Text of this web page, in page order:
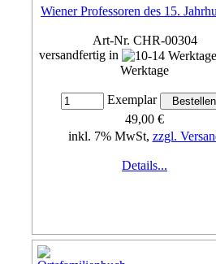
Wiener Professoren des 15.
Art-Nr. CHR-00304
versandfertig in
Werktage
Exemplar
49,00 €
inkl. 7% MwSt, zzgl.
Details...